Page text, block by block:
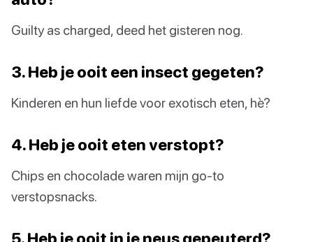
Guilty as charged, deed het gisteren nog.
3. Heb je ooit een insect gegeten?
Kinderen en hun liefde voor exotisch eten, hè?
4. Heb je ooit eten verstopt?
Chips en chocolade waren mijn go-to
verstopsnacks.